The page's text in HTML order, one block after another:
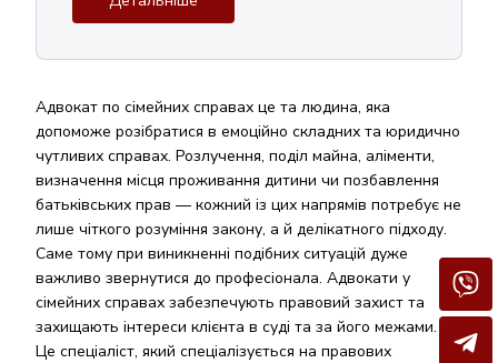
Адвокат по сімейних справах це та людина, яка
допоможе розібратися в емоційно складних та юридично
чутливих справах. Розлучення, поділ майна, аліменти,
визначення місця проживання дитини чи позбавлення
батьківських прав — кожний із цих напрямів потребує не
лише чіткого розуміння закону, а й делікатного підходу.
Саме тому при виникненні подібних ситуацій дуже
важливо звернутися до професіонала. Адвокати у
сімейних справах забезпечують правовий захист та
захищають інтереси клієнта в суді та за його межами.
Це спеціаліст, який спеціалізується на правових